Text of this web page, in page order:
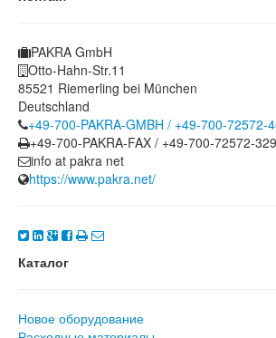
PAKRA GmbH
Otto-Hahn-Str.11
85521 Riemerling bei München
Deutschland
+49-700-PAKRA-GMBH / +49-700-72572-
+49-700-PAKRA-FAX / +49-700-72572-329
info at pakra net
https://www.pakra.net/
Каталог
Новое оборудование